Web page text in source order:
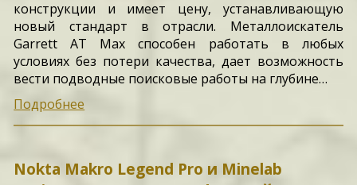
конструкции и имеет цену, устанавливающую
новый стандарт в отрасли. Металлоискатель
Garrett AT Max способен работать в любых
условиях без потери качества, дает возможность
вести подводные поисковые работы на глубине…
Подробнее
Nokta Makro Legend Pro и Minelab